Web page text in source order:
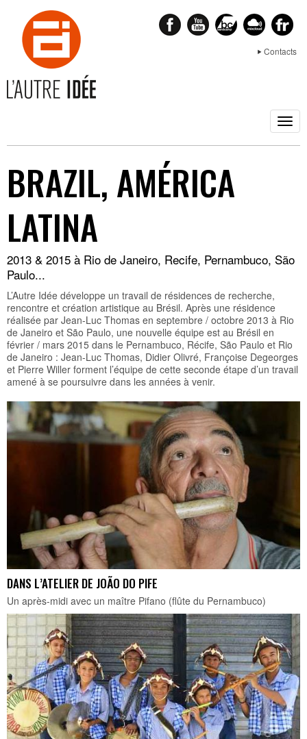
Contacts
BRAZIL, AMÉRICA
LATINA
2013 & 2015 à Rio de Janeiro, Recife, Pernambuco, São
Paulo...
L’Autre Idée développe un travail de résidences de recherche,
rencontre et création artistique au Brésil. Après une résidence
réalisée par Jean-Luc Thomas en septembre / octobre 2013 à Rio
de Janeiro et São Paulo, une nouvelle équipe est au Brésil en
février / mars 2015 dans le Pernambuco, Récife, São Paulo et Rio
de Janeiro : Jean-Luc Thomas, Didier Olivré, Françoise Degeorges
et Pierre Willer forment l’équipe de cette seconde étape d’un travail
amené à se poursuivre dans les années à venir.
DANS L’ATELIER DE JOÃO DO PIFE
Un après-midi avec un maître Pifano (flûte du Pernambuco)